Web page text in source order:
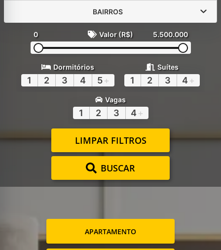
BAIRROS
0 Valor (R$) 5.500.000
Dormitórios
1 2 3 4 5+
Suítes
1 2 3 4 +
Vagas
1 2 3 4 +
LIMPAR FILTROS
BUSCAR
APARTAMENTO